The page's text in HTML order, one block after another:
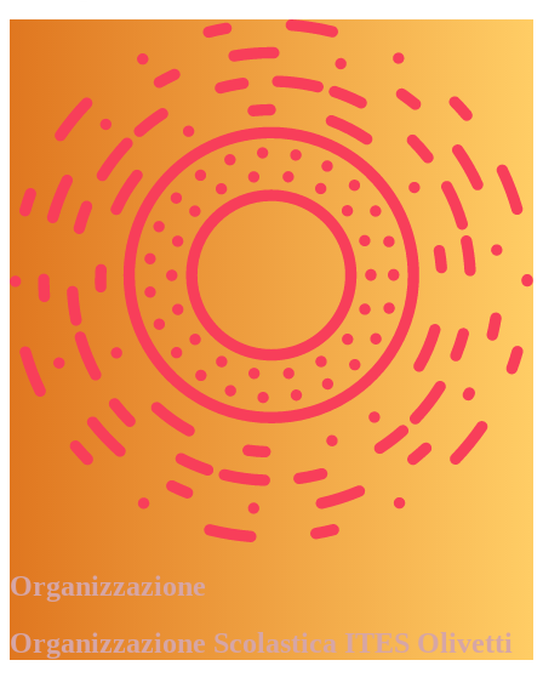
Organizzazione
Organizzazione Scolastica ITES Olivetti